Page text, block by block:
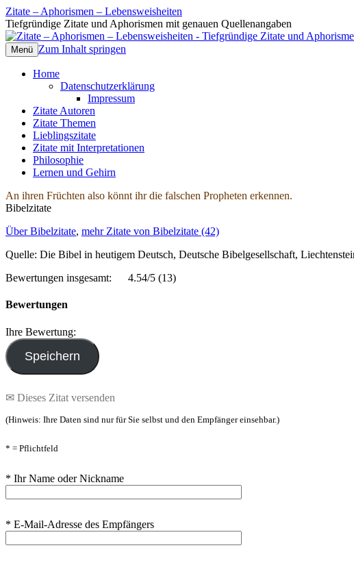
Zitate – Aphorismen – Lebensweisheiten
Tiefgründige Zitate und Aphorismen mit genauen Quellenangaben
Menü Zum Inhalt springen
Home
Datenschutzerklärung
Impressum
Zitate Autoren
Zitate Themen
Lieblingszitate
Zitate mit Interpretationen
Philosophie
Lernen und Gehirn
An ihren Früchten also könnt ihr die falschen Propheten erkennen.
Bibelzitate
Über Bibelzitate, mehr Zitate von Bibelzitate (42)
Quelle: Die Bibel in heutigem Deutsch, Deutsche Bibelgesellschaft,
Bewertungen insgesamt:
4.54/5 (13)
Bewertungen
Ihre Bewertung:
✉ Dieses Zitat versenden
(Hinweis: Ihre Daten sind nur für Sie selbst und den Empfänger einsehbar.)
* = Pflichtfeld
* Ihr Name oder Nickname
* E-Mail-Adresse des Empfängers